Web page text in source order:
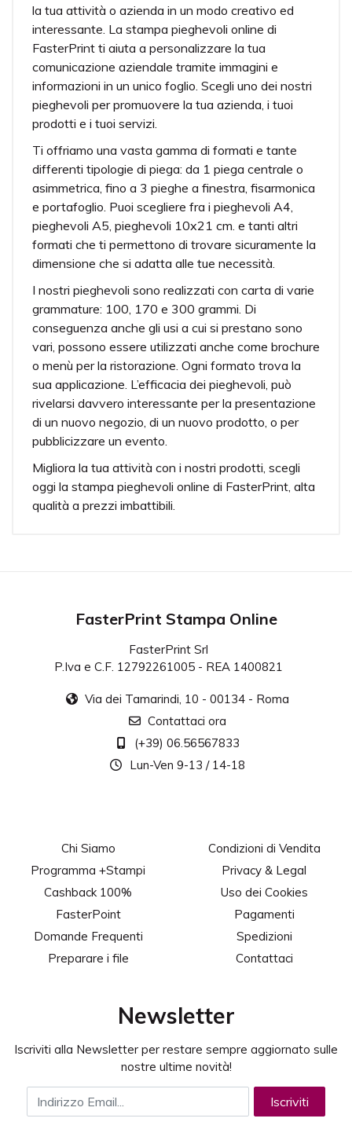
la tua attività o azienda in un modo creativo ed
interessante. La stampa pieghevoli online di
FasterPrint ti aiuta a personalizzare la tua
comunicazione aziendale tramite immagini e
informazioni in un unico foglio. Scegli uno dei nostri
pieghevoli per promuovere la tua azienda, i tuoi
prodotti e i tuoi servizi.
Ti offriamo una vasta gamma di formati e tante
differenti tipologie di piega: da 1 piega centrale o
asimmetrica, fino a 3 pieghe a finestra, fisarmonica
e portafoglio. Puoi scegliere fra i pieghevoli A4,
pieghevoli A5, pieghevoli 10x21 cm. e tanti altri
formati che ti permettono di trovare sicuramente la
dimensione che si adatta alle tue necessità.
I nostri pieghevoli sono realizzati con carta di varie
grammature: 100, 170 e 300 grammi. Di
conseguenza anche gli usi a cui si prestano sono
vari, possono essere utilizzati anche come brochure
o menù per la ristorazione. Ogni formato trova la
sua applicazione. L’efficacia dei pieghevoli, può
rivelarsi davvero interessante per la presentazione
di un nuovo negozio, di un nuovo prodotto, o per
pubblicizzare un evento.
Migliora la tua attività con i nostri prodotti, scegli
oggi la stampa pieghevoli online di FasterPrint, alta
qualità a prezzi imbattibili.
Fino a 3 linee di piegatura.
Resa del prodotto
I pieghevoli verranno consegnati già piegati per
FasterPrint Stampa Online
FasterPrint Srl
P.Iva e C.F. 12792261005 - REA 1400821
Via dei Tamarindi, 10 - 00134 - Roma
Contattaci ora
(+39) 06.56567833
Lun-Ven 9-13 / 14-18
Chi Siamo
Programma +Stampi
Cashback 100%
FasterPoint
Domande Frequenti
Preparare i file
Condizioni di Vendita
Privacy & Legal
Uso dei Cookies
Pagamenti
Spedizioni
Contattaci
Newsletter
Iscriviti alla Newsletter per restare sempre aggiornato sulle
nostre ultime novità!
Indirizzo Email Iscriviti